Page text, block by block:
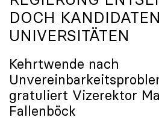
DOCH
UNIVERSITÄTEN
Kehrtwende nach
gratuliert Vizerektor
Fallenböck